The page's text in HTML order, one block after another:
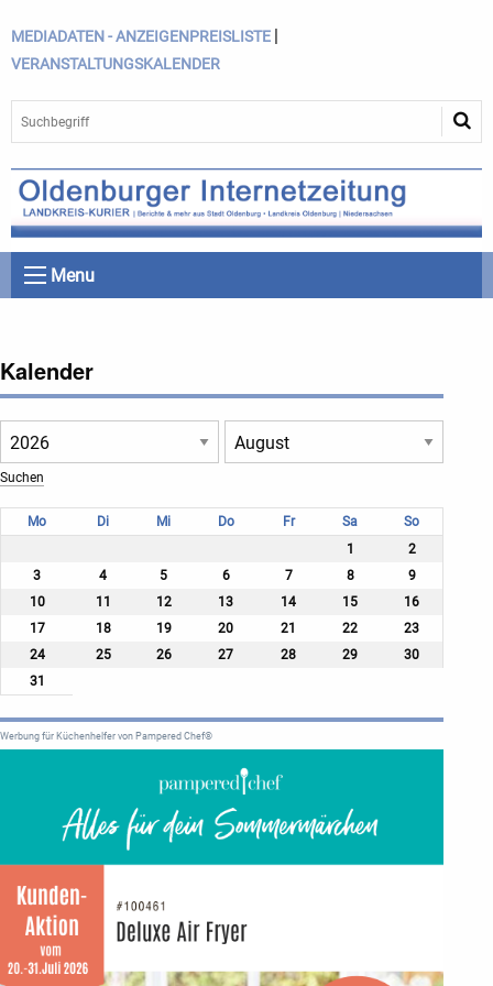
MEDIADATEN - ANZEIGENPREISLISTE |
VERANSTALTUNGSKALENDER
Menu
Kalender
Mo Di Mi Do Fr Sa
So
1
2
3
4 5 6 7 8
9
10
11 12 13 14 15
16
17
18 19 20 21 22
23
24
25 26 27 28 29
30
31
Werbung für Küchenhelfer von Pampered Chef®